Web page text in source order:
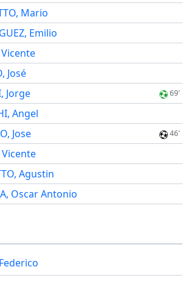
Mario
Emilio
Vicente
José
Jorge 69'
Angel
Jose 46'
Vicente
Agustin
Oscar Antonio